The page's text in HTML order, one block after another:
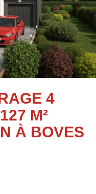
4
M²
À BOVES